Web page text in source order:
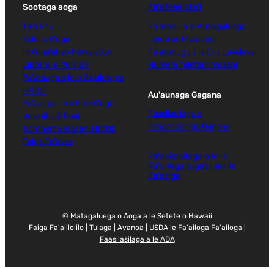
Sootaga aoga
Tala Fou
Kalena A'oga
Ho'oha'aheo Newsletter
Lipoti a le Pule Sili
Fa'atauga o lo'o Galulue ma
HIDOE
Fa'aaogaina o Fale A'oga
Volenitia & Foai
Acronyms masani HIDOE
Faiga Fa'avae
Fa'afeso'ota'i
Fa'atonu a le Aufaigaluega
Lipoti se Mataupu
Fa'atonuga a le Eria Lavelave
Numera Telefoni masani
Au'aunaga Gagana
Faasilasilaga o
Fesoasoaniga Gagana
Fa'asilasilaga o le le
Fa'ailoga tagata ma le
Fa'atiga
© Matagaluega o Aoga a le Setete o Hawaii
Faiga Fa'alilolilo| Tulaga Avanoa USDA le Fa'ailoga Fa'ailoga
Faasilasilaga a le ADA